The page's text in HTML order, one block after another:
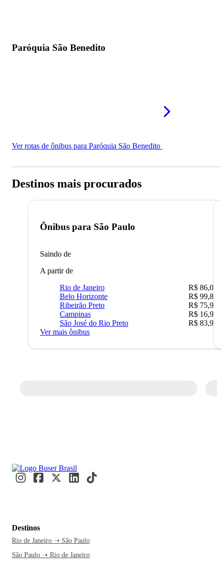
Paróquia São Benedito
Ver rotas de ônibus para Paróquia São Benedito
Destinos mais procurados
Ônibus para São Paulo
Saindo de
A partir de
Rio de Janeiro
R$ 86,00
Belo Horizonte
R$ 99,89
Ribeirão Preto
R$ 75,90
Campinas
R$ 16,90
São José do Rio Preto
R$ 83,90
Ver mais ônibus
Destinos
Rio de Janeiro ➝ São Paulo
São Paulo ➝ Rio de Janeiro